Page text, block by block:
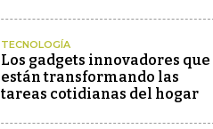
TECNOLOGÍA
Los gadgets innovadores que
están transformando las
tareas cotidianas del hogar